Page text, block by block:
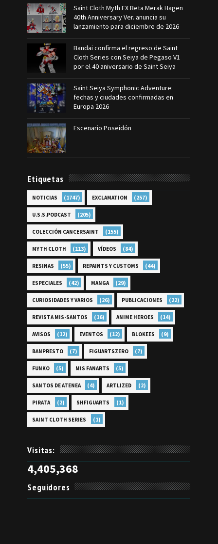
Saint Cloth Myth EX Beta Merak Hagen
40th Anniversary Ver. anuncia su
lanzamiento para diciembre de 2026
Bandai confirma el regreso de Saint
Cloth Series con Seiya de Pegaso V1
por el 40 aniversario de Saint Seiya
Saint Seiya Symphonic Adventure:
fechas y ciudades confirmadas en
Europa 2026
Escenario Poseidón
Etiquetas
NOTICIAS (1747) EXCLAMATION (257)
U.S.S.PODCAST (205)
COLECCIÓN CANCERSAINT (155)
MYTH CLOTH (113) VÍDEOS (84)
RESINAS (55) REPAINTS Y CUSTOMS (44)
ESPECIALES (42) MANGA (29)
CURIOSIDADES Y VARIOS (26) PUBLICACIONES (22)
REVISTA MIS-SANTOS (16) ANIME HEROES (14)
AVISOS (12) EVENTOS (12) BLOKEES (9)
BANPRESTO (7) FIGUARTSZERO (7)
FUNKO (5) MIS FANARTS (5)
SANTOS DE ATENEA (4) ARTLIZED (2)
PIRATA (2) SHFIGUARTS (1)
SAINT CLOTH SERIES (1)
Visitas:
4,405,368
Seguidores